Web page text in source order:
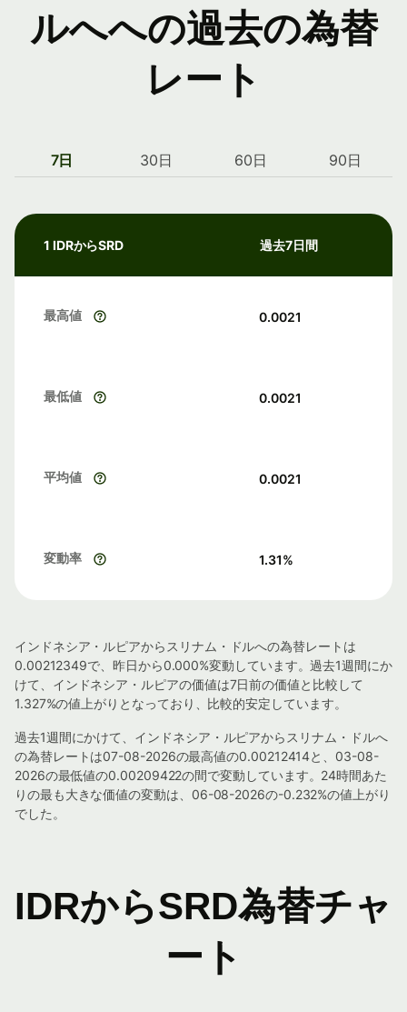
ルへへの過去の為替
レート
7日 30日 60日 90日
1 IDRからSRD 過去7日間
最高値 0.0021
最低値 0.0021
平均値 0.0021
変動率 1.31%
インドネシア・ルピアからスリナム・ドルへの為替レートは
0.00212349で、昨日から0.000%変動しています。過去1週間にか
けて、インドネシア・ルピアの価値は7日前の価値と比較して
1.327%の値上がりとなっており、比較的安定しています。
過去1週間にかけて、インドネシア・ルピアからスリナム・ドルへ
の為替レートは07-08-2026の最高値の0.00212414と、03-08-
2026の最低値の0.00209422の間で変動しています。24時間あた
りの最も大きな価値の変動は、06-08-2026の-0.232%の値上がり
でした。
IDRからSRD為替チャ
ート